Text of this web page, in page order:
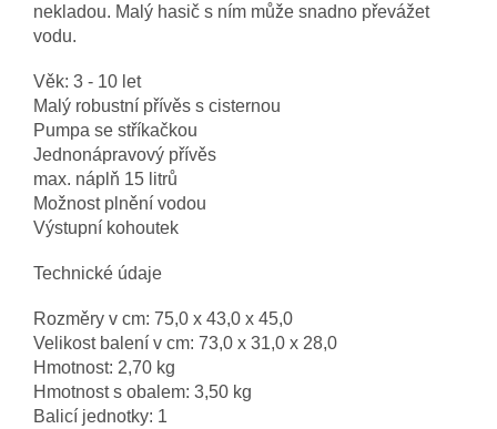
nekladou. Malý hasič s ním může snadno převážet
vodu.
Věk: 3 - 10 let
Malý robustní přívěs s cisternou
Pumpa se stříkačkou
Jednonápravový přívěs
max. náplň 15 litrů
Možnost plnění vodou
Výstupní kohoutek
Technické údaje
Rozměry v cm: 75,0 x 43,0 x 45,0
Velikost balení v cm: 73,0 x 31,0 x 28,0
Hmotnost: 2,70 kg
Hmotnost s obalem: 3,50 kg
Balicí jednotky: 1